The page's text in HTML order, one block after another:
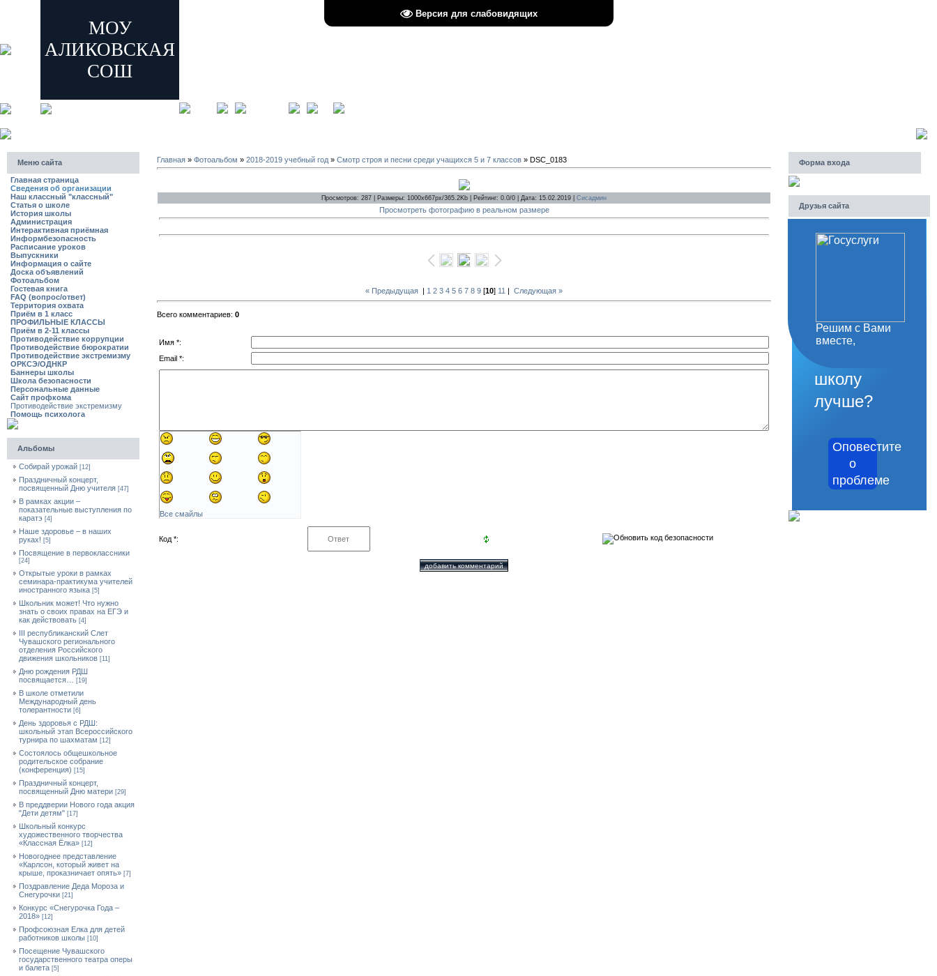
Версия для слабовидящих
МОУ
АЛИКОВСКАЯ
СОШ
Меню сайта
Главная страница
Сведения об организации
Наш классный "классный"
Статья о школе
История школы
Администрация
Интерактивная приёмная
Информбезопасность
Расписание уроков
Выпускники
Информация о сайте
Доска объявлений
Фотоальбом
Гостевая книга
FAQ (вопрос/ответ)
Территория охвата
Приём в 1 класс
ПРОФИЛЬНЫЕ КЛАССЫ
Приём в 2-11 классы
Противодействие коррупции
Противодействие бюрократии
Противодействие экстремизму
ОРКСЭ/ОДНКР
Баннеры школы
Школа безопасности
Персональные данные
Сайт профкома
Противодействие экстремизму
Помощь психолога
Альбомы
Собирай урожай [12]
Праздничный концерт,
посвященный Дню учителя [47]
В рамках акции –
показательные выступления по
каратэ [4]
Наше здоровье – в наших
руках! [5]
Посвящение в первоклассники
[24]
Открытые уроки в рамках
семинара-практикума учителей
иностранного языка [5]
Школьник может! Что нужно
знать о своих правах на ЕГЭ и
как действовать [4]
III республиканский Слет
Чувашского регионального
отделения Российского
движения школьников [11]
Дню рождения РДШ
посвящается…
[19]
В школе отметили
Международный день
толерантности [6]
День здоровья с РДШ:
школьный этап Всероссийского
турнира по шахматам [12]
Состоялось общешкольное
родительское собрание
(конференция) [15]
Праздничный концерт,
посвященный Дню матери [29]
В преддверии Нового года акция
"Дети детям" [17]
Школьный конкурс
художественного творчества
«Классная Ёлка» [12]
Новогоднее представление
«Карлсон, который живет на
крыше, проказничает опять» [7]
Поздравление Деда Мороза и
Снегурочки [21]
Конкурс «Снегурочка Года –
2018» [12]
Профсоюзная Елка для детей
работников школы [10]
Посещение Чувашского
государственного театра оперы
и балета [5]
Главная » Фотоальбом » 2018-2019 учебный год » Смотр строя и песни среди учащихся 5 и 7 классов » DSC_0183
Просмотров: 287 | Размеры: 1000x667px/365.2Kb | Рейтинг: 0.0/0 | Дата: 15.02.2019 | Сисадмин
Просмотреть фотографию в реальном размере
« Предыдущая | 1 2 3 4 5 6 7 8 9 [10] 11 | Следующая »
Всего комментариев: 0
Имя *:
Email *:
Все смайлы
Код *:
Форма входа
Друзья сайта
Решим с Вами
вместе,
как
школу
лучше?
Оповестите
о
проблеме